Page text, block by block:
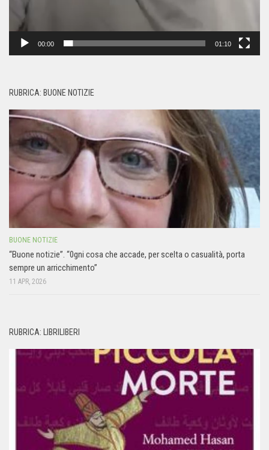
00:00 01:10
RUBRICA: BUONE NOTIZIE
BUONE NOTIZIE
“Buone notizie”. “0gni cosa che accade, per scelta o casualità, porta
sempre un arricchimento”
11 APR, 2026
RUBRICA: LIBRILIBERI